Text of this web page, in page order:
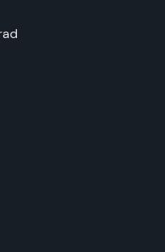
po osnovu
o ugovoru
apsolutno ispravni.